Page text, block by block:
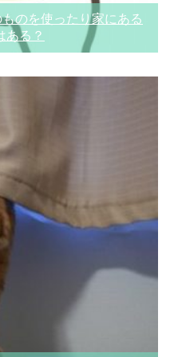
のを使ったり家にある
ある？